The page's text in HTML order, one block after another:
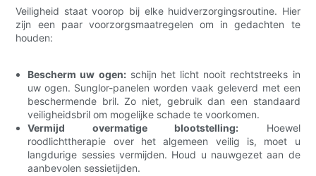
Veiligheid staat voorop bij elke huidverzorgingsroutine. Hier
zijn een paar voorzorgsmaatregelen om in gedachten te
houden:
Bescherm uw ogen:schijn het licht nooit rechtstreeks in
uw ogen. Sunglor-panelen worden vaak geleverd met een
beschermende bril. Zo niet, gebruik dan een standaard
veiligheidsbril om mogelijke schade te voorkomen.
Vermijd overmatige blootstelling: Hoewel
roodlichttherapie over het algemeen veilig is, moet u
langdurige sessies vermijden. Houd u nauwgezet aan de
aanbevolen sessietijden.